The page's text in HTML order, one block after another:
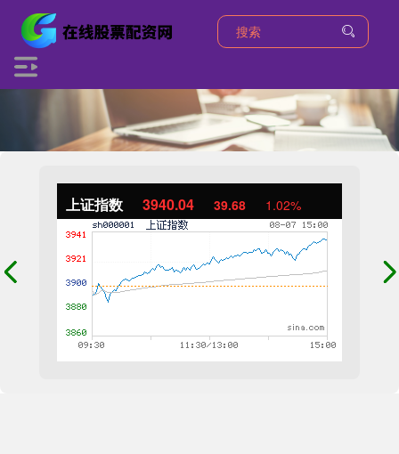
上证指数 3940.04 39.68 1.02%